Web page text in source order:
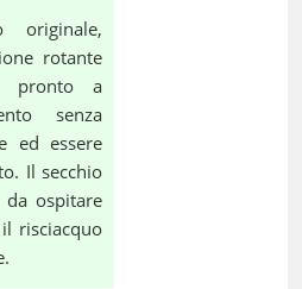
rotante
pronto a
senza
ed essere
Il secchio
da ospitare
risciacquo